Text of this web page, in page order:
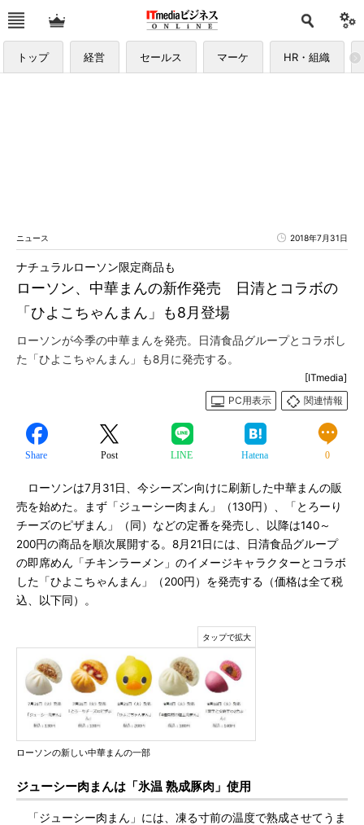
トップ 経営 セールス マーケ HR・組織
ニュース 2018年7月31日
ローソン、中華まんの新作発売 日清とコラボの
「ひよこちゃんまん」も8月登場
ナチュラルローソン限定商品も
ローソンが今季の中華まんを発売。日清食品グループとコラボし
た「ひよこちゃんまん」も8月に発売する。
[ITmedia]
PC用表示
関連情報
Share Post LINE Hatena 0
ローソンは7月31日、今シーズン向けに刷新した中華まんの販
売を始めた。まず「ジューシー肉まん」（130円）、「とろーり
チーズのピザまん」（同）などの定番を発売し、以降は140～
200円の商品を順次展開する。8月21日には、日清食品グループ
の即席めん「チキンラーメン」のイメージキャラクターとコラボ
した「ひよこちゃんまん」（200円）を発売する（価格は全て税
込、以下同）。
ローソンの新しい中華まんの一部
ジューシー肉まんは「氷温 熟成豚肉」使用
「ジューシー肉まん」には、凍る寸前の温度で熟成させてうま